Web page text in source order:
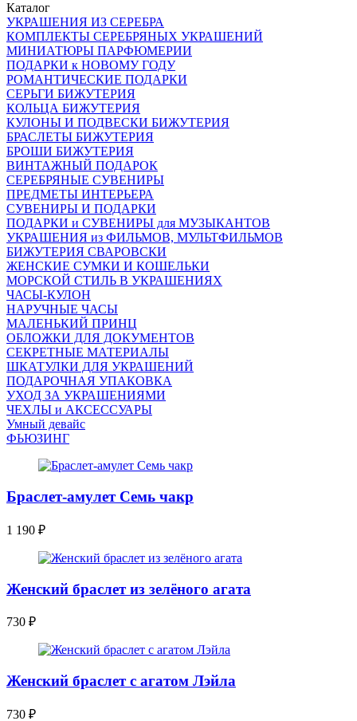
Каталог
УКРАШЕНИЯ ИЗ СЕРЕБРА
КОМПЛЕКТЫ СЕРЕБРЯНЫХ УКРАШЕНИЙ
МИНИАТЮРЫ ПАРФЮМЕРИИ
ПОДАРКИ к НОВОМУ ГОДУ
РОМАНТИЧЕСКИЕ ПОДАРКИ
СЕРЬГИ БИЖУТЕРИЯ
КОЛЬЦА БИЖУТЕРИЯ
КУЛОНЫ И ПОДВЕСКИ БИЖУТЕРИЯ
БРАСЛЕТЫ БИЖУТЕРИЯ
БРОШИ БИЖУТЕРИЯ
ВИНТАЖНЫЙ ПОДАРОК
СЕРЕБРЯНЫЕ СУВЕНИРЫ
ПРЕДМЕТЫ ИНТЕРЬЕРА
СУВЕНИРЫ И ПОДАРКИ
ПОДАРКИ и СУВЕНИРЫ для МУЗЫКАНТОВ
УКРАШЕНИЯ из ФИЛЬМОВ, МУЛЬТФИЛЬМОВ
БИЖУТЕРИЯ СВАРОВСКИ
ЖЕНСКИЕ СУМКИ И КОШЕЛЬКИ
МОРСКОЙ СТИЛЬ В УКРАШЕНИЯХ
ЧАСЫ-КУЛОН
НАРУЧНЫЕ ЧАСЫ
МАЛЕНЬКИЙ ПРИНЦ
ОБЛОЖКИ ДЛЯ ДОКУМЕНТОВ
СЕКРЕТНЫЕ МАТЕРИАЛЫ
ШКАТУЛКИ ДЛЯ УКРАШЕНИЙ
ПОДАРОЧНАЯ УПАКОВКА
УХОД ЗА УКРАШЕНИЯМИ
ЧEХЛЫ и АКСЕССУАРЫ
Умный девайс
ФЬЮЗИНГ
Браслет-амулет Семь чакр
1 190 ₽
Женский браслет из зелёного агата
730 ₽
Женский браслет с агатом Лэйла
730 ₽